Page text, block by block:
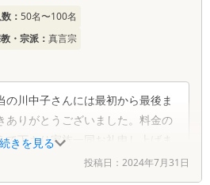
続きを見る
： 50名〜100名
・宗派： 真言宗
の川中子さんには最初から最後ま
ありがとうございました。料金の
て下さり家族一同お礼申し上げま
投稿日： 2024年7月31日